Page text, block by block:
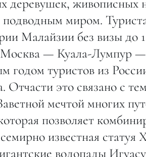
миром.
Малайзии без визы до
— Куала-Лумпур —
годом туристов из
Отчасти это связано с
мечтой многих
позволяет
известная
водопады